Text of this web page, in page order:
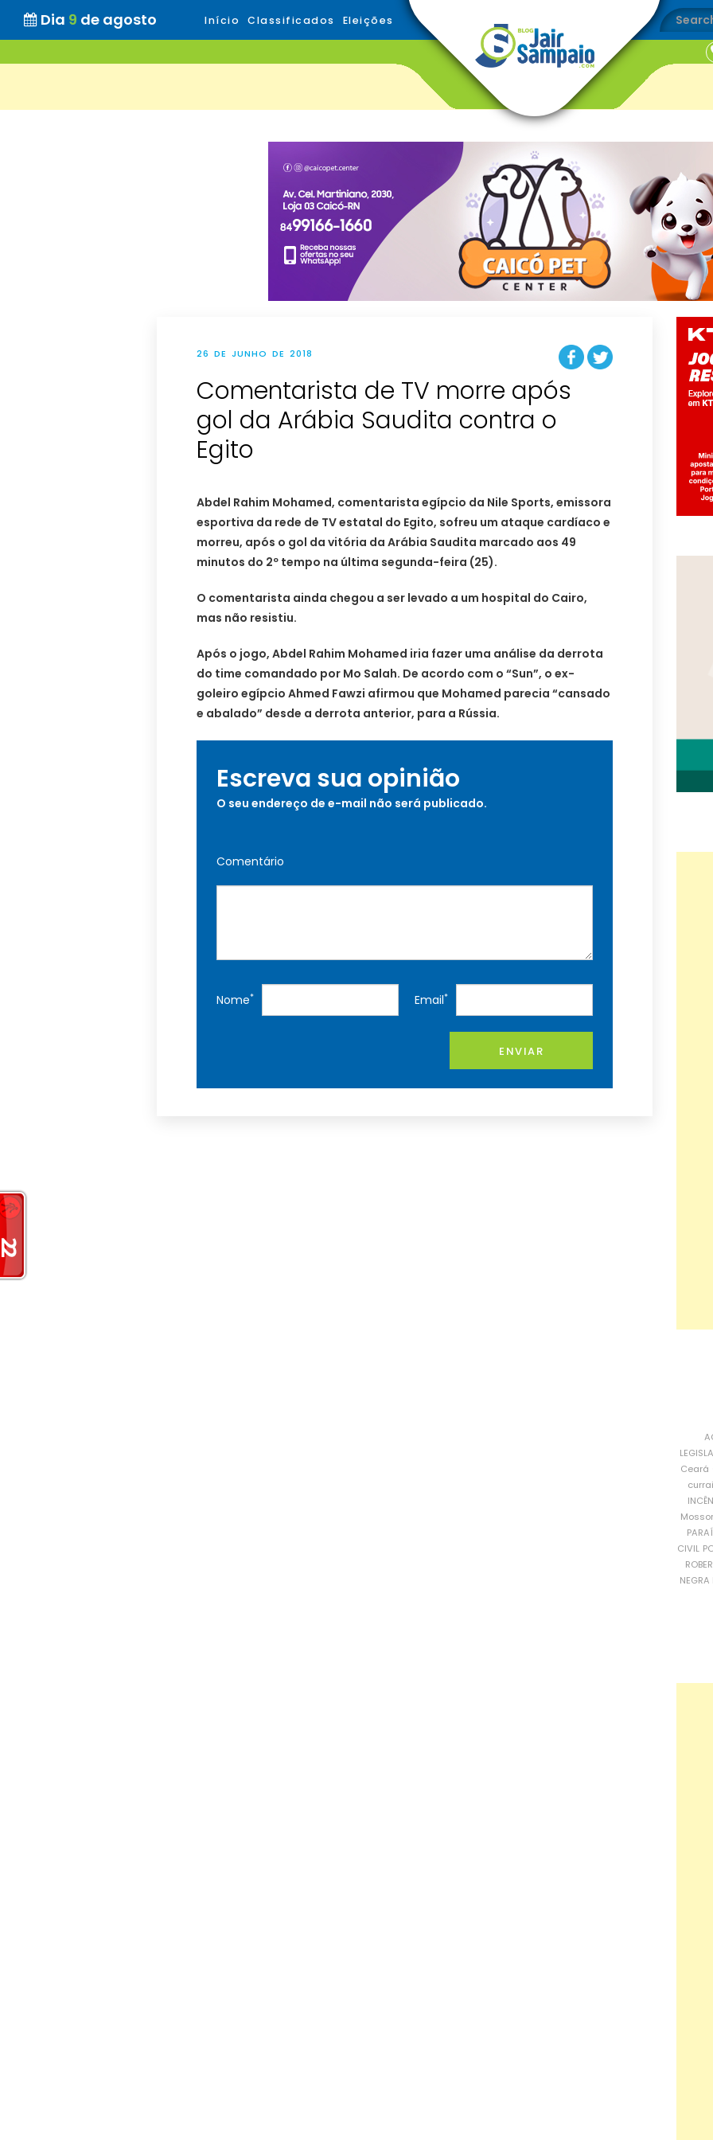
Dia 9 de agosto Início Classificados Eleições
26 DE JUNHO DE 2018
Comentarista de TV morre após
gol da Arábia Saudita contra o
Egito
Abdel Rahim Mohamed, comentarista egípcio da Nile Sports, emissora
esportiva da rede de TV estatal do Egito, sofreu um ataque cardíaco e
morreu, após o gol da vitória da Arábia Saudita marcado aos 49
minutos do 2º tempo na última segunda-feira (25).
O comentarista ainda chegou a ser levado a um hospital do Cairo,
mas não resistiu.
Após o jogo, Abdel Rahim Mohamed iria fazer uma análise da derrota
do time comandado por Mo Salah. De acordo com o “Sun”, o ex-
goleiro egípcio Ahmed Fawzi afirmou que Mohamed parecia “cansado
e abalado” desde a derrota anterior, para a Rússia.
Escreva sua opinião
O seu endereço de e-mail não será publicado.
Comentário
Nome* Email*
ENVIAR
Ceará
CIVIL
NEGRA